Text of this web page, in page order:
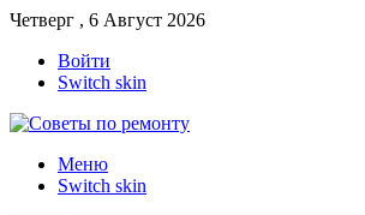
Четверг , 6 Август 2026
Войти
Switch skin
Меню
Switch skin